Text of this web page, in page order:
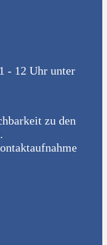
- 12 Uhr unter
zu den